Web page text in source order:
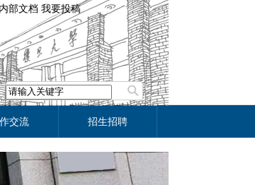
内部文档 我要投稿
交流 招生招聘